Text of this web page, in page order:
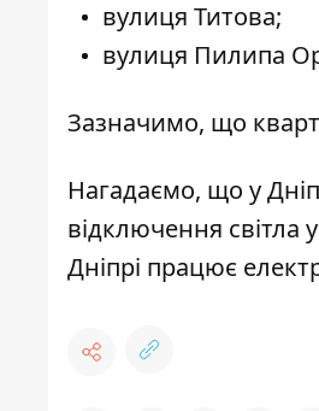
вулиця Титова;
вулиця Пилипа
Зазначимо, що
Нагадаємо, що у
відключення світла
Дніпрі працює